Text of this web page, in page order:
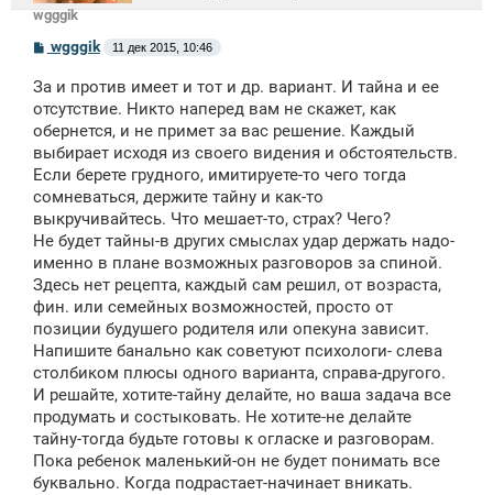
wgggik
С
б
щ
е
н
и
wgggik 11 дек 2015, 10:46
За и против имеет и тот и др. вариант. И тайна и ее
отсутствие. Никто наперед вам не скажет, как
обернется, и не примет за вас решение. Каждый
выбирает исходя из своего видения и обстоятельств.
Если берете грудного, имитируете-то чего тогда
сомневаться, держите тайну и как-то
выкручивайтесь. Что мешает-то, страх? Чего?
Не будет тайны-в других смыслах удар держать надо-
именно в плане возможных разговоров за спиной.
Здесь нет рецепта, каждый сам решил, от возраста,
фин. или семейных возможностей, просто от
позиции будушего родителя или опекуна зависит.
Напишите банально как советуют психологи- слева
столбиком плюсы одного варианта, справа-другого.
И решайте, хотите-тайну делайте, но ваша задача все
продумать и состыковать. Не хотите-не делайте
тайну-тогда будьте готовы к огласке и разговорам.
Пока ребенок маленький-он не будет понимать все
буквально. Когда подрастает-начинает вникать.